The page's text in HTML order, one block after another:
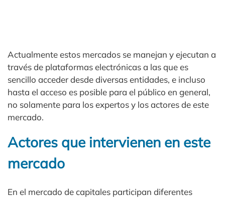
Actualmente estos mercados se manejan y ejecutan a
través de plataformas electrónicas a las que es
sencillo acceder desde diversas entidades, e incluso
hasta el acceso es posible para el público en general,
no solamente para los expertos y los actores de este
mercado.
Actores que intervienen en este
mercado
En el mercado de capitales participan diferentes